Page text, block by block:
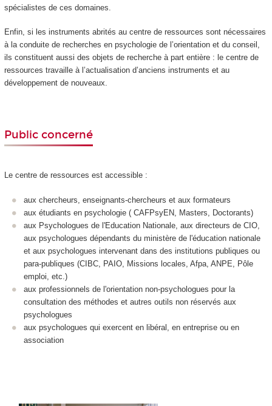
spécialistes de ces domaines.
Enfin, si les instruments abrités au centre de ressources sont nécessaires
à la conduite de recherches en psychologie de l’orientation et du conseil,
ils constituent aussi des objets de recherche à part entière : le centre de
ressources travaille à l’actualisation d’anciens instruments et au
développement de nouveaux.
Public concerné
Le centre de ressources est accessible :
aux chercheurs, enseignants-chercheurs et aux formateurs
aux étudiants en psychologie ( CAFPsyEN, Masters, Doctorants)
aux Psychologues de l'Education Nationale, aux directeurs de CIO,
aux psychologues dépendants du ministère de l'éducation nationale
et aux psychologues intervenant dans des institutions publiques ou
para-publiques (CIBC, PAIO, Missions locales, Afpa, ANPE, Pôle
emploi, etc.)
aux professionnels de l'orientation non-psychologues pour la
consultation des méthodes et autres outils non réservés aux
psychologues
aux psychologues qui exercent en libéral, en entreprise ou en
association